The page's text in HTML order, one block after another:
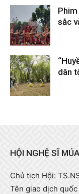
sắc
dân
HỘI NGHỆ SĨ
Chủ tịch Hội:
Tên giao dịch